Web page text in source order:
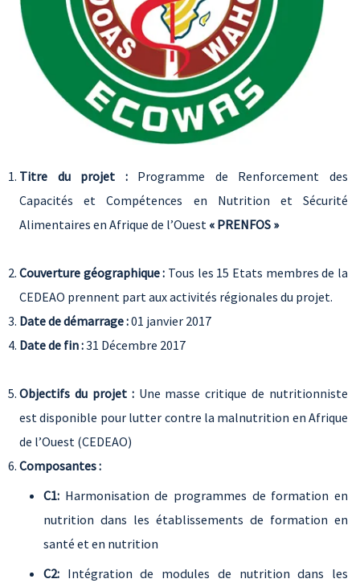
Titre du projet : Programme de Renforcement des
Capacités et Compétences en Nutrition et Sécurité
Alimentaires en Afrique de l’Ouest « PRENFOS »
Couverture géographique : Tous les 15 Etats membres de la
CEDEAO prennent part aux activités régionales du projet.
Date de démarrage :01 janvier 2017
Date de fin :31 Décembre 2017
Objectifs du projet : Une masse critique de nutritionniste
est disponible pour lutter contre la malnutrition en Afrique
de l’Ouest (CEDEAO)
Composantes :
C1: Harmonisation de programmes de formation en
nutrition dans les établissements de formation en
santé et en nutrition
C2: Intégration de modules de nutrition dans les